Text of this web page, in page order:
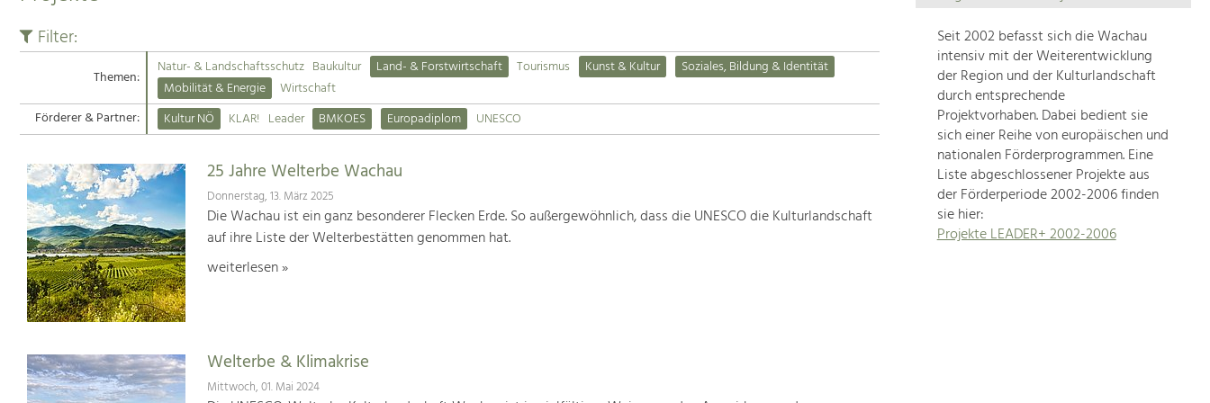
Die
Regionalentwicklung
in
unserer
Region
ist
sehr
vielfältig.
Deshalb
geben
wir
hier
Filter:
Themen: Natur- & Landschaftsschutz Baukultur Land- & Forstwirtschaft Tourismus Kunst & Kultur
Soziales, Bildung & Identität
Mobilität & Energie
Wirtschaft
Förderer & Partner:
Kultur NÖ KLAR! Leader BMKOES Europadiplom UNESCO
25 Jahre Welterbe Wachau
Donnerstag, 13. März 2025
Die Wachau ist ein ganz besonderer Flecken Erde. So außergewöhnlich, dass die UNESCO die Kulturlandschaft
auf ihre Liste der Welterbestätten genommen hat.
weiterlesen »
Welterbe & Klimakrise
Mittwoch, 01. Mai 2024
Seit 2002 befasst sich die Wachau
intensiv mit der Weiterentwicklung
der Region und der Kulturlandschaft
durch entsprechende
Projektvorhaben. Dabei bedient sie
sich einer Reihe von europäischen und
nationalen Förderprogrammen. Eine
Liste abgeschlossener Projekte aus
der Förderperiode 2002-2006 finden
sie hier:
Projekte LEADER+ 2002-2006